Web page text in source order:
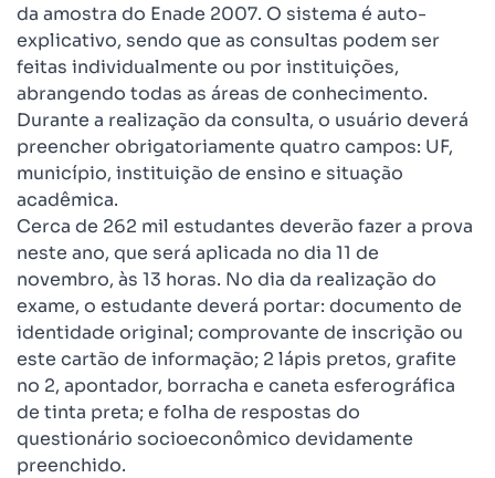
da amostra do Enade 2007. O sistema é auto-
explicativo, sendo que as consultas podem ser
feitas individualmente ou por instituições,
abrangendo todas as áreas de conhecimento.
Durante a realização da consulta, o usuário deverá
preencher obrigatoriamente quatro campos: UF,
município, instituição de ensino e situação
acadêmica.
Cerca de 262 mil estudantes deverão fazer a prova
neste ano, que será aplicada no dia 11 de
novembro, às 13 horas. No dia da realização do
exame, o estudante deverá portar: documento de
identidade original; comprovante de inscrição ou
este cartão de informação; 2 lápis pretos, grafite
no 2, apontador, borracha e caneta esferográfica
de tinta preta; e folha de respostas do
questionário socioeconômico devidamente
preenchido.